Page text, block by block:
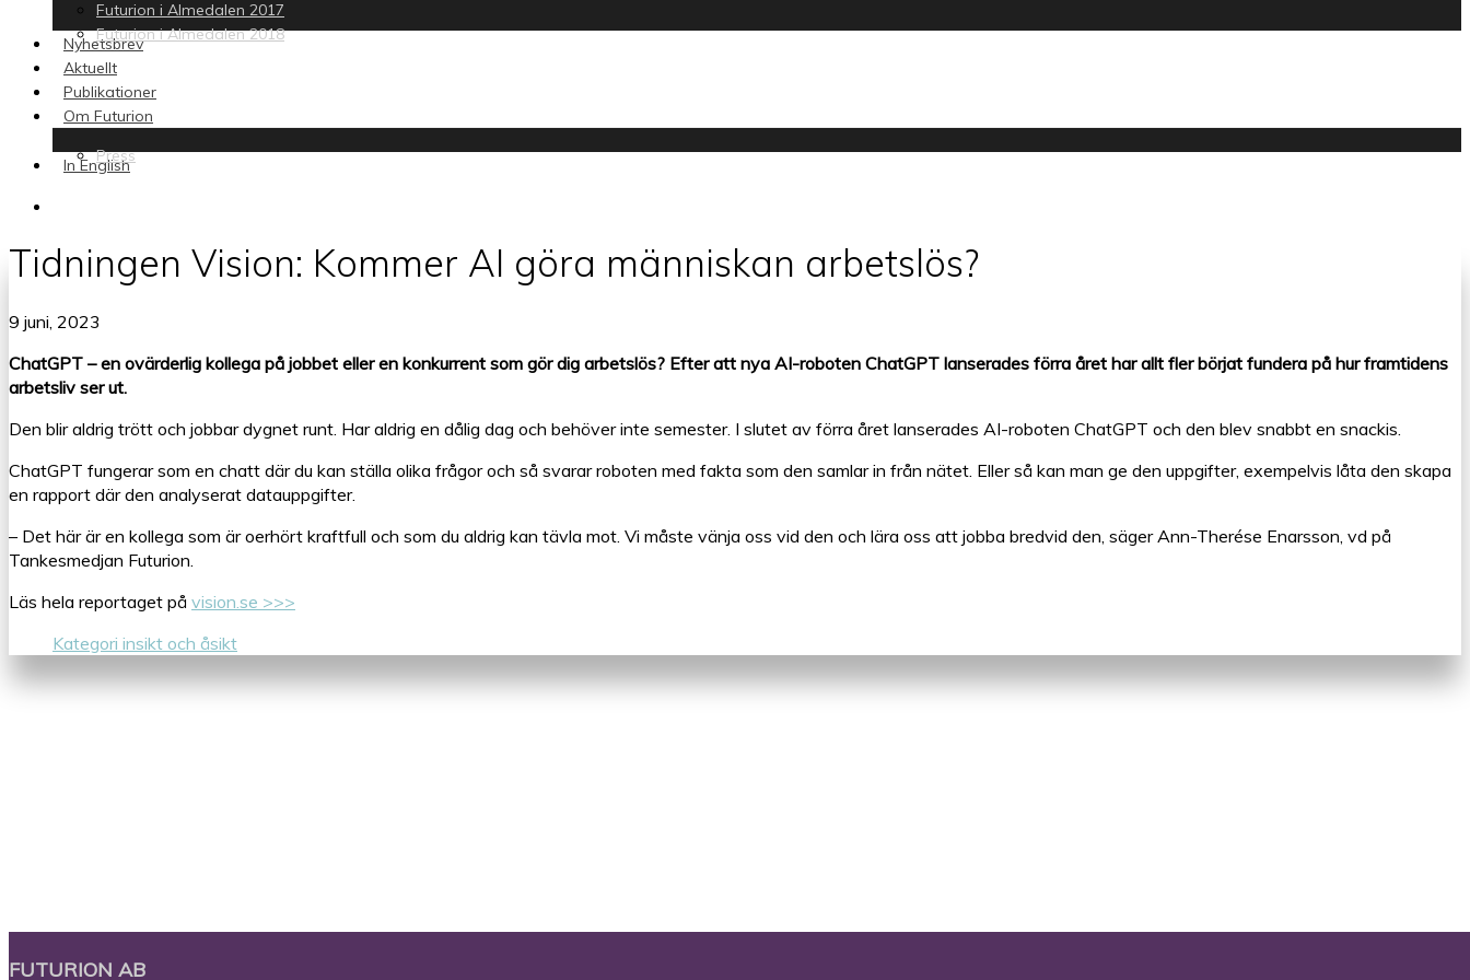
Futurion i Almedalen 2017
Futurion i Almedalen 2018
Nyhetsbrev
Aktuellt
Publikationer
Om Futurion
Press
In English
Tidningen Vision: Kommer AI göra människan arbetslös?
9 juni, 2023
ChatGPT – en ovärderlig kollega på jobbet eller en konkurrent som gör dig arbetslös? Efter att nya AI-roboten ChatGPT lanserades förra året har allt fler börjat fundera på hur framtidens
arbetsliv ser ut.
Den blir aldrig trött och jobbar dygnet runt. Har aldrig en dålig dag och behöver inte semester. I slutet av förra året lanserades AI-roboten ChatGPT och den blev snabbt en snackis.
ChatGPT fungerar som en chatt där du kan ställa olika frågor och så svarar roboten med fakta som den samlar in från nätet. Eller så kan man ge den uppgifter, exempelvis låta den skapa
en rapport där den analyserat datauppgifter.
– Det här är en kollega som är oerhört kraftfull och som du aldrig kan tävla mot. Vi måste vänja oss vid den och lära oss att jobba bredvid den, säger Ann-Therése Enarsson, vd på
Tankesmedjan Futurion.
Läs hela reportaget på vision.se >>>
Kategori insikt och åsikt
FUTURION AB
CloseAlmedalen